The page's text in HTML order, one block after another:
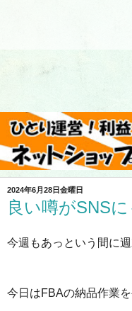
2024年6月28日金曜日
良い噂がSNSに
今週もあっという間に週
今日はFBAの納品作業